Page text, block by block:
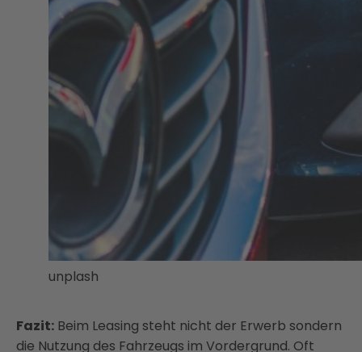
unplash
Fazit: Beim Leasing steht nicht der Erwerb sondern
die Nutzung des Fahrzeugs im Vordergrund. Oft